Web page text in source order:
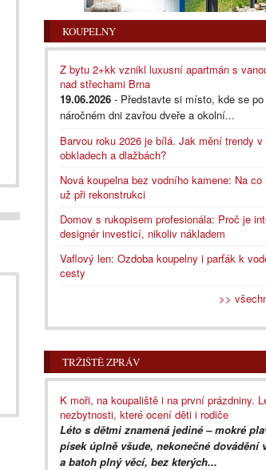
KOUPELNY
Z bytu 2+kk vznikl luxusní apartmán s
nad střechami Brna
19.06.2026 - Představte si místo, kde se po
náročném dni zavřou dveře a okolní...
Barvou roku 2026 je bílá. Jak mění trendy v
obkladech a dlažbách?
Nová koupelna bez vodního kamene: Na
už při rekonstrukci
Domov s rukopisem profesionála: Proč je
designér investicí, nikoliv nákladem
Vaflový len: Ozdoba koupelny i parťák k
cesty
>>
TRŽIŠTĚ ZPRÁV
K moři, na koupaliště i na první prázdniny.
nezbytnosti, které ocení děti i rodiče
Léto s dětmi znamená jediné – mokré
písek úplně všude, nekonečné dovádění
a batoh plný věcí, bez kterých...